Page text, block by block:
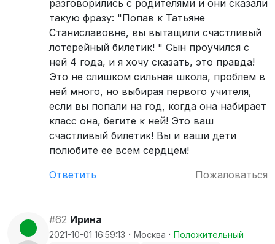
разговорились с родителями и они сказали
такую фразу: "Попав к Татьяне
Станиславовне, вы вытащили счастливый
лотерейный билетик! " Сын проучился с
ней 4 года, и я хочу сказать, это правда!
Это не слишком сильная школа, проблем в
ней много, но выбирая первого учителя,
если вы попали на год, когда она набирает
класс она, бегите к ней! Это ваш
счастливый билетик! Вы и ваши дети
полюбите ее всем сердцем!
Ответить
Пожаловаться
#62 Ирина
2021-10-01 16:59:13 · Москва · Положительный